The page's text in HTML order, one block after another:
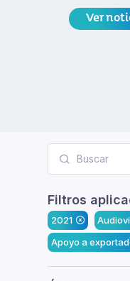
Ver
Filtros
2021
Apoyo a